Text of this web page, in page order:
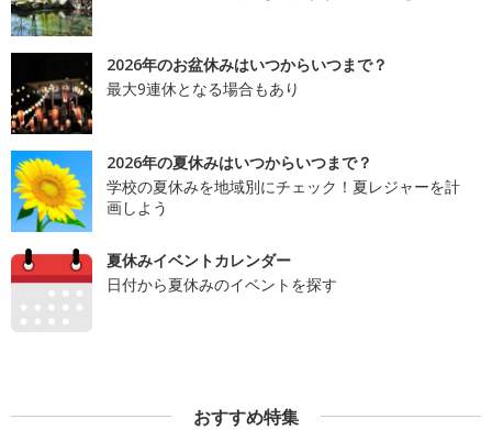
2026年のお盆休みはいつからいつまで？
最大9連休となる場合もあり
2026年の夏休みはいつからいつまで？
学校の夏休みを地域別にチェック！夏レジャーを計
画しよう
夏休みイベントカレンダー
日付から夏休みのイベントを探す
おすすめ特集